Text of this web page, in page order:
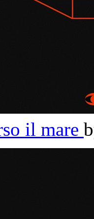
il mare